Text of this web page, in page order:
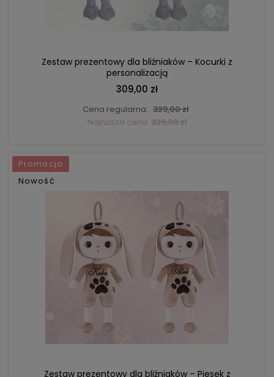
Zestaw prezentowy dla bliźniaków – Kocurki z
personalizacją
309,00 zł
Cena regularna: 329,00 zł
Najniższa cena: 329,00 zł
Zestaw prezentowy dla bliźniaków – Piesek z
Promocja
Nowość